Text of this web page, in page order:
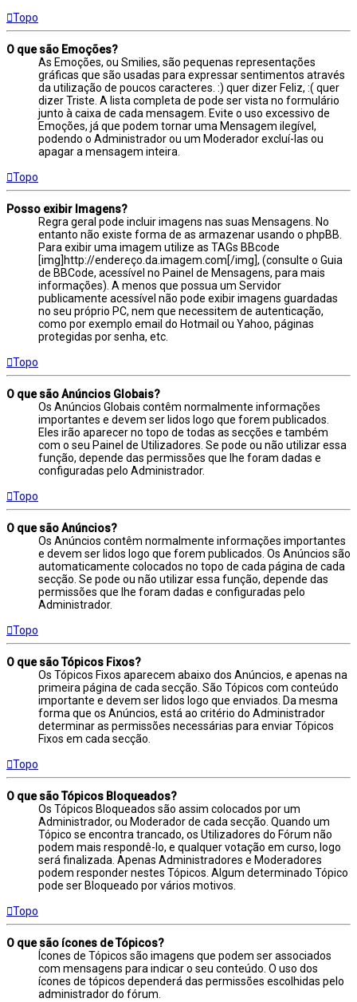
Topo
O que são Emoções?
As Emoções, ou Smilies, são pequenas representações
gráficas que são usadas para expressar sentimentos através
da utilização de poucos caracteres. :) quer dizer Feliz, :( quer
dizer Triste. A lista completa de pode ser vista no formulário
junto à caixa de cada mensagem. Evite o uso excessivo de
Emoções, já que podem tornar uma Mensagem ilegível,
podendo o Administrador ou um Moderador excluí-las ou
apagar a mensagem inteira.
Topo
Posso exibir Imagens?
Regra geral pode incluir imagens nas suas Mensagens. No
entanto não existe forma de as armazenar usando o phpBB.
Para exibir uma imagem utilize as TAGs BBcode
[img]http://endereço.da.imagem.com[/img], (consulte o Guia
de BBCode, acessível no Painel de Mensagens, para mais
informações). A menos que possua um Servidor
publicamente acessível não pode exibir imagens guardadas
no seu próprio PC, nem que necessitem de autenticação,
como por exemplo email do Hotmail ou Yahoo, páginas
protegidas por senha, etc.
Topo
O que são Anúncios Globais?
Os Anúncios Globais contêm normalmente informações
importantes e devem ser lidos logo que forem publicados.
Eles irão aparecer no topo de todas as secções e também
com o seu Painel de Utilizadores. Se pode ou não utilizar essa
função, depende das permissões que lhe foram dadas e
configuradas pelo Administrador.
Topo
O que são Anúncios?
Os Anúncios contêm normalmente informações importantes
e devem ser lidos logo que forem publicados. Os Anúncios são
automaticamente colocados no topo de cada página de cada
secção. Se pode ou não utilizar essa função, depende das
permissões que lhe foram dadas e configuradas pelo
Administrador.
Topo
O que são Tópicos Fixos?
Os Tópicos Fixos aparecem abaixo dos Anúncios, e apenas na
primeira página de cada secção. São Tópicos com conteúdo
importante e devem ser lidos logo que enviados. Da mesma
forma que os Anúncios, está ao critério do Administrador
determinar as permissões necessárias para enviar Tópicos
Fixos em cada secção.
Topo
O que são Tópicos Bloqueados?
Os Tópicos Bloqueados são assim colocados por um
Administrador, ou Moderador de cada secção. Quando um
Tópico se encontra trancado, os Utilizadores do Fórum não
podem mais respondê-lo, e qualquer votação em curso, logo
será finalizada. Apenas Administradores e Moderadores
podem responder nestes Tópicos. Algum determinado Tópico
pode ser Bloqueado por vários motivos.
Topo
O que são ícones de Tópicos?
Ícones de Tópicos são imagens que podem ser associados
com mensagens para indicar o seu conteúdo. O uso dos
ícones de tópicos dependerá das permissões escolhidas pelo
administrador do fórum.